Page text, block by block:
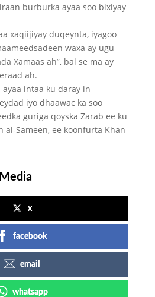
burburka ayaa soo bixiyay
xaqiijiyay duqeynta, iyagoo
waxa ay ugu
Xamaas ah”, bal se ma ay
ah.
intaa ku daray in
iyo dhaawac ka soo
guriga qoyska Zarab ee ku
al-Sameen, ee koonfurta Khan
x
facebook
email
whatsapp